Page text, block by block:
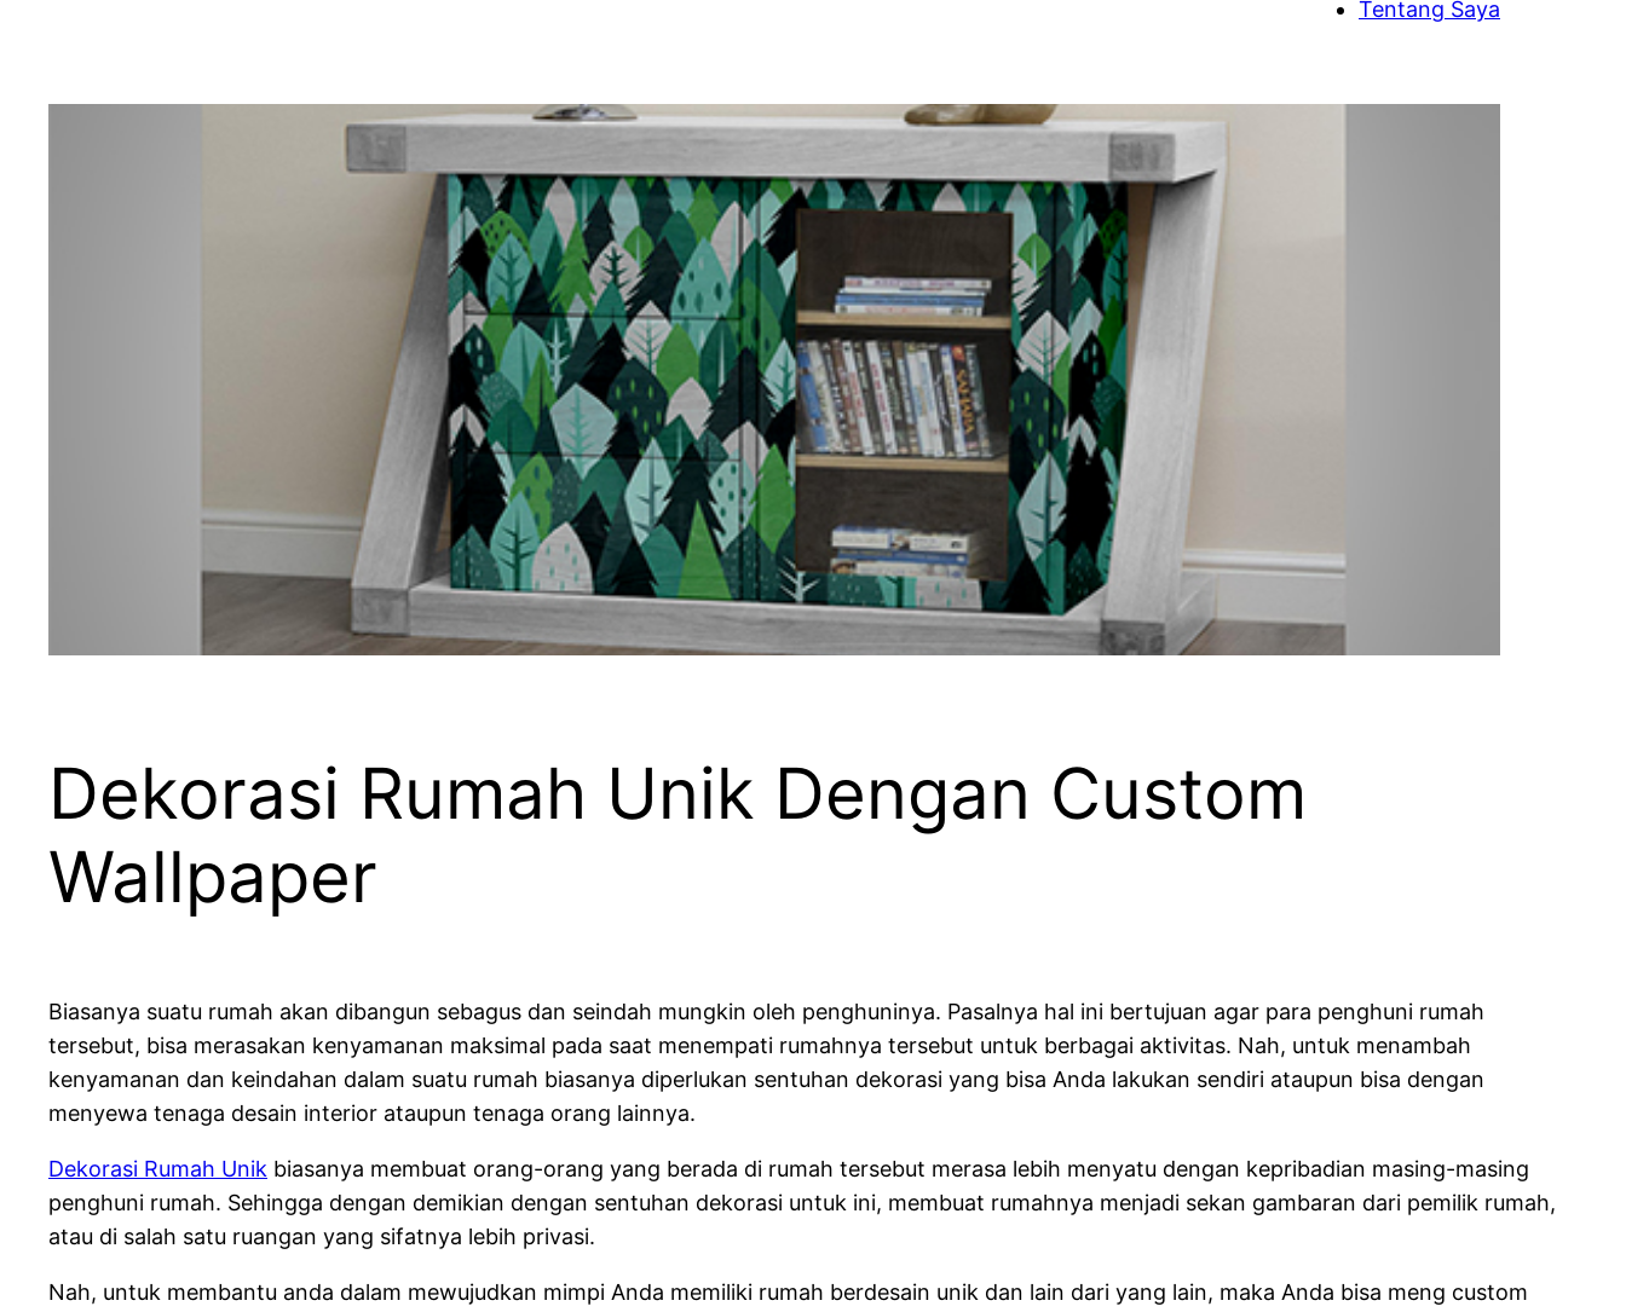
Tentang Saya
Dekorasi Rumah Unik Dengan Custom
Wallpaper
Biasanya suatu rumah akan dibangun sebagus dan seindah mungkin oleh penghuninya. Pasalnya hal ini bertujuan agar para penghuni rumah
tersebut, bisa merasakan kenyamanan maksimal pada saat menempati rumahnya tersebut untuk berbagai aktivitas. Nah, untuk menambah
kenyamanan dan keindahan dalam suatu rumah biasanya diperlukan sentuhan dekorasi yang bisa Anda lakukan sendiri ataupun bisa dengan
menyewa tenaga desain interior ataupun tenaga orang lainnya.
Dekorasi Rumah Unik biasanya membuat orang-orang yang berada di rumah tersebut merasa lebih menyatu dengan kepribadian masing-masing
penghuni rumah. Sehingga dengan demikian dengan sentuhan dekorasi untuk ini, membuat rumahnya menjadi sekan gambaran dari pemilik rumah,
atau di salah satu ruangan yang sifatnya lebih privasi.
Nah, untuk membantu anda dalam mewujudkan mimpi Anda memiliki rumah berdesain unik dan lain dari yang lain, maka Anda bisa meng custom